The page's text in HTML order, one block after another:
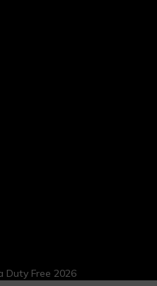
Duty Free 2026